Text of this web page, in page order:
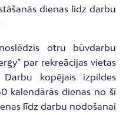
dienas līdz darbu
otru būvdarbu
par rekreācijas vietas
kopējais izpildes
kalendārās dienas no šī
līdz darbu nodošanai